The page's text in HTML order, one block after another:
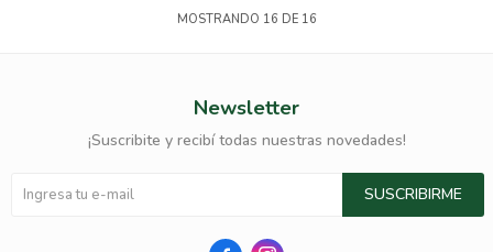
MOSTRANDO 16 DE 16
Newsletter
¡Suscribite y recibí todas nuestras novedades!
SUSCRIBIRME